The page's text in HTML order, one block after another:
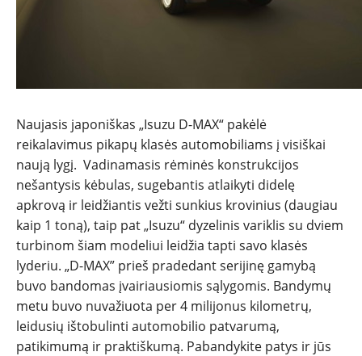
TESTAI
NAUDOTI
REPORTAŽAI
SPORTAS
PATARIMAI
ĮVAIRENYBĖS
Naujasis japoniškas „Isuzu D-MAX“ pakėlė
reikalavimus pikapų klasės automobiliams į visiškai
naują lygį. Vadinamasis rėminės konstrukcijos
nešantysis kėbulas, sugebantis atlaikyti didelę
apkrovą ir leidžiantis vežti sunkius krovinius (daugiau
kaip 1 toną), taip pat „Isuzu“ dyzelinis variklis su dviem
turbinom šiam modeliui leidžia tapti savo klasės
lyderiu. „D-MAX” prieš pradedant serijinę gamybą
buvo bandomas įvairiausiomis sąlygomis. Bandymų
metu buvo nuvažiuota per 4 milijonus kilometrų,
leidusių ištobulinti automobilio patvarumą,
patikimumą ir praktiškumą. Pabandykite patys ir jūs